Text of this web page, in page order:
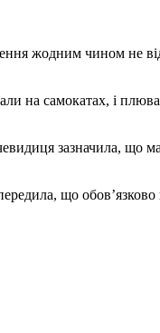
жодним чином не
на самокатах, і
зазначила, що
що